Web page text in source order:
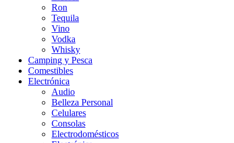
Ron
Tequila
Vino
Vodka
Whisky
Camping y Pesca
Comestibles
Electrónica
Audio
Belleza Personal
Celulares
Consolas
Electrodomésticos